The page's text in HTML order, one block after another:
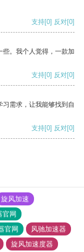
支持[0] 反对[0]
些。我个人觉得，一款加
支持[0] 反对[0]
需求，让我能够找到自
支持[0] 反对[0]
旋风加速
官网
官网
风驰加速器
旋风加速度器